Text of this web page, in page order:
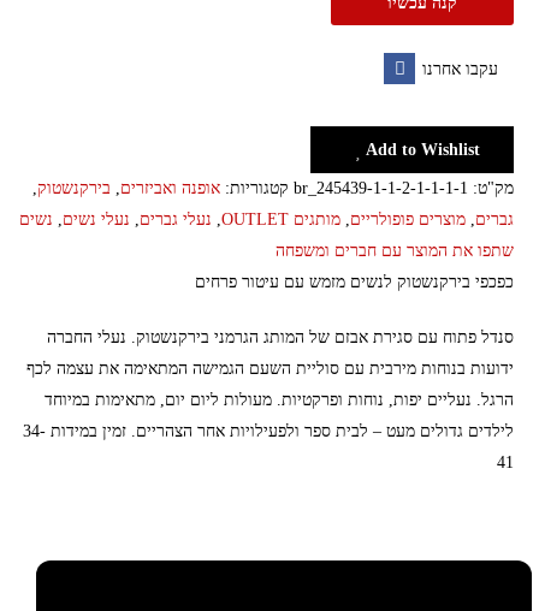
עיטור
Birkenstock
עקבו אחרנו
Add to Wishlist
מק"ט: br_245439-1-1-2-1-1-1-1 קטגוריות: אופנה ואביזרים בירקנשטוק
גברים מוצרים פופולריים מותגים OUTLET נעלי גברים נעלי נשים
נשים
שתפו את המוצר עם חברים ומשפחה
כפכפי בירקנשטוק לנשים מזמש עם עיטור פרחים
סנדל פתוח עם סגירת אבזם של המותג הגרמני בירקנשטוק. נעלי החברה
ידועות בנוחות מירבית עם סוליית השעם הגמישה המתאימה את עצמה לכף
הרגל. נעליים יפות, נוחות ופרקטיות. מעולות ליום יום, מתאימות במיוחד
לילדים גדולים מעט – לבית ספר ולפעילויות אחר הצהריים. זמין במידות 34-
41